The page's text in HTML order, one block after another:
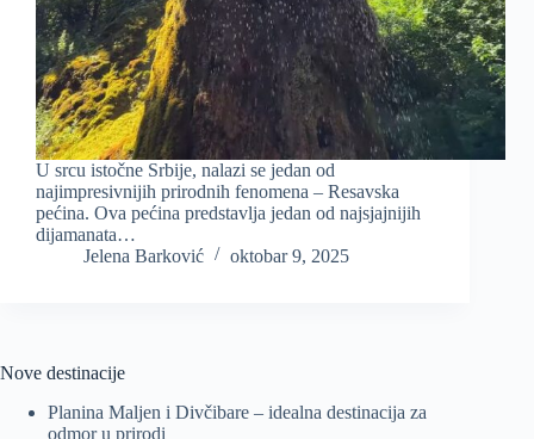
U srcu istočne Srbije, nalazi se jedan od
najimpresivnijih prirodnih fenomena – Resavska
pećina. Ova pećina predstavlja jedan od najsjajnijih
dijamanata…
Jelena Barković
oktobar 9, 2025
Nove destinacije
Planina Maljen i Divčibare – idealna destinacija za
odmor u prirodi